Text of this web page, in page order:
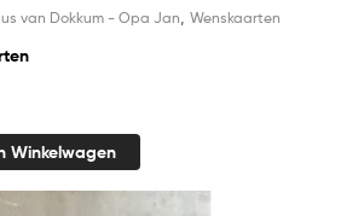
van Dokkum - Opa Jan Wenskaarten
Winkelwagen